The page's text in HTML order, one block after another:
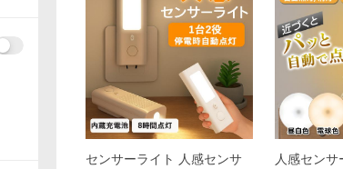
センサーライト 人感センサ
人感セン